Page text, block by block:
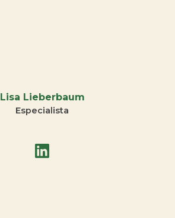
Lisa Lieberbaum
Especialista